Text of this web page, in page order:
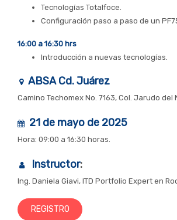
Tecnologías Totalfoce.
Configuración paso a paso de un
16:00 a 16:30 hrs
Introducción a nuevas tecnologías.
ABSA Cd. Juárez
Camino Techomex No. 7163, Col. Jarudo del
21 de mayo de 2025
Hora: 09:00 a 16:30 horas.
Instructor:
Ing. Daniela Giavi, ITD Portfolio Expert en
REGISTRO